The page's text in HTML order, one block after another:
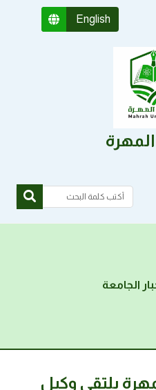
English
الجامعة
يلتقي وكيل